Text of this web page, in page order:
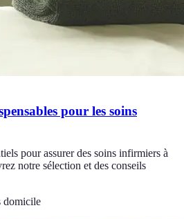
pour les soins
pour assurer des soins infirmiers à
notre sélection et des conseils
domicile